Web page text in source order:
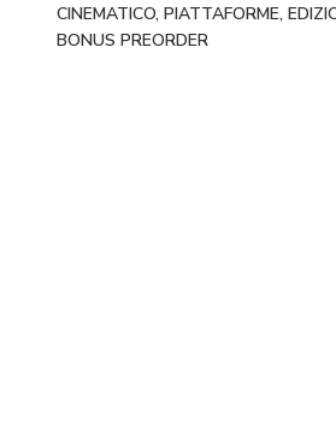
CINEMATICO, PIATTAFORME,
BONUS PREORDER